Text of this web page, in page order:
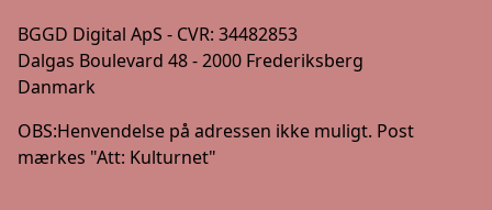
BGGD Digital ApS - CVR: 34482853
Dalgas Boulevard 48 - 2000 Frederiksberg
Danmark
OBS:Henvendelse på adressen ikke muligt. Post
mærkes "Att: Kulturnet"